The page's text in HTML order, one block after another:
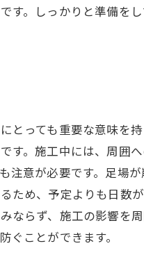
す。しっかりと準備を
とっても重要な意味を
す。施工中には、周囲
注意が必要です。足場
ため、予定よりも日数
ならず、施工の影響を
ぐことができます。